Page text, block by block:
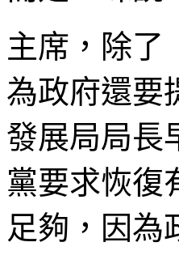
主席，除了
為政府還要
發展局局長
黨要求恢復
足夠，因為